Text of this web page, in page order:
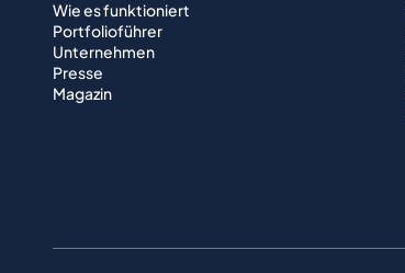
Wie es funktioniert
Portfolioführer
Unternehmen
Presse
Magazin